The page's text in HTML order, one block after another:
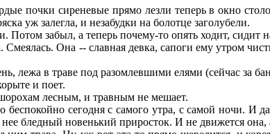
почки сиреневые прямо лезли теперь в окно
уж залегла, и незабудки на болотце заголубели.
Потом забыл, а теперь почему-то опять ходит,
Она -- славная девка, сапоги ему утром
лежа в траве под разомлевшими елями (сейчас за
и поет.
лесным, и травным не мешает.
сегодня с самого утра, с самой ночи. И
бледный новенький приросток. И не движется